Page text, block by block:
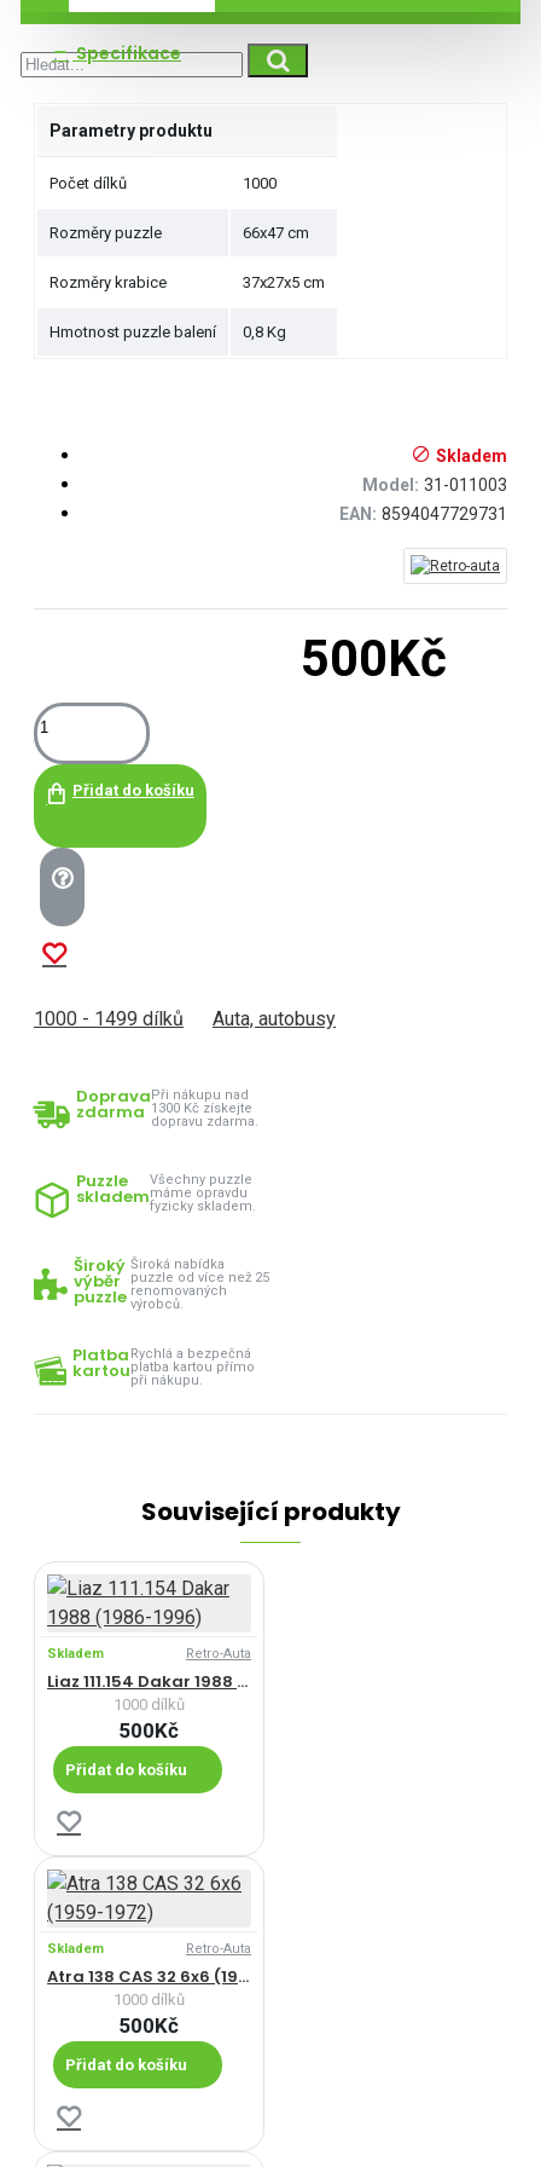
Specifikace
Parametry produktu
Počet dílků 1000
Rozměry puzzle 66x47 cm
Rozměry krabice 37x27x5 cm
Hmotnost puzzle balení 0,8 Kg
500Kč
Skladem
Model: 31-011003
EAN: 8594047729731
Přidat do košíku
1000 - 1499 dílků Auta, autobusy
Doprava
zdarma
Při nákupu nad
1300 Kč získejte
dopravu zdarma.
Puzzle
skladem
Všechny puzzle
máme opravdu
fyzicky skladem.
Široký
výběr
puzzle
Široká nabídka
puzzle od více než 25
renomovaných
výrobců.
Platba
kartou
Rychlá a bezpečná
platba kartou přímo
při nákupu.
Související produkty
Skladem Retro-Auta
Liaz 111.154 Dakar 1988 (1986-1996)
1000 dílků
500Kč
Přidat do košíku
Skladem Retro-Auta
Atra 138 CAS 32 6x6 (1959-1972)
1000 dílků
500Kč
Přidat do košíku